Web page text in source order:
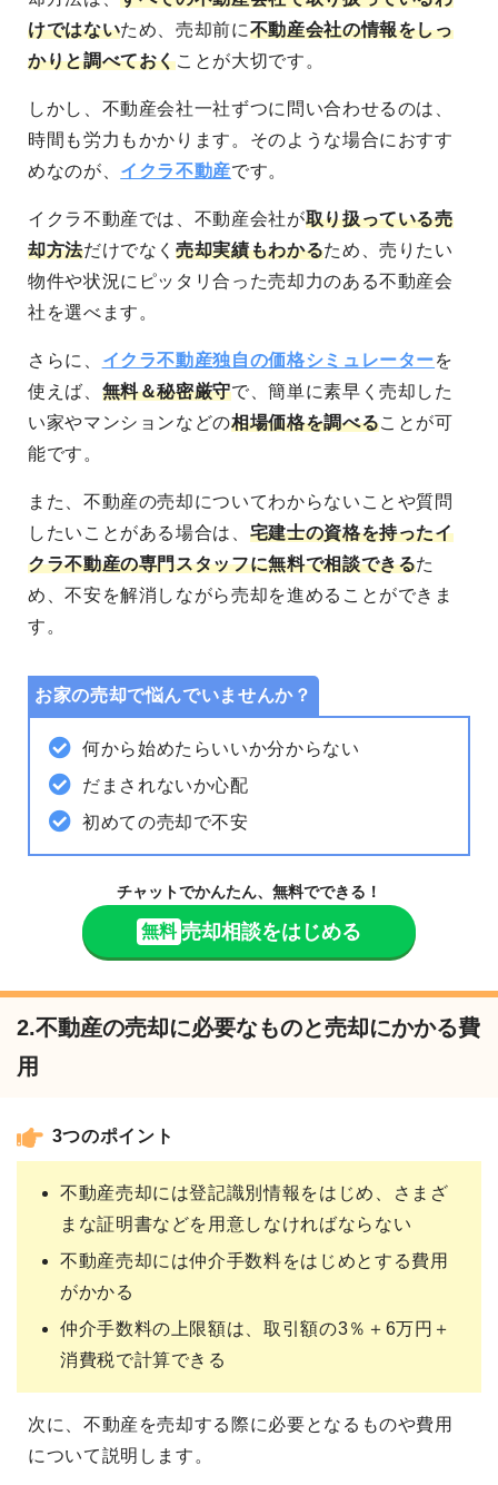
けではないため、売却前に不動産会社の情報をしっ
かりと調べておくことが大切です。
しかし、 不動産会社一社ずつに問い合わせるのは、
時間も労力もかかります 。そのような場合におすす
めなのが、 イクラ不動産です。
イクラ不動産では、 不動産会社が取り扱っている売
却方法だけでなく売却実績もわかるため、売りたい
物件や状況にピッタリ合った売却力のある不動産会
社を選べます 。
さらに、 イクラ不動産独自の価格シミュレーターを
使えば、 無料＆秘密厳守で、簡単に素早く売却した
い家やマンションなどの相場価格を調べることが可
能です。
また、不動産の売却についてわからないことや質問
したいことがある場合は、 宅建士の資格を持ったイ
クラ不動産の専門スタッフに無料で相談できるた
め、不安を解消 しながら売却を進めることができま
す。
お家の売却で悩んでいませんか？
何から始めたらいいか分からない
だまされないか心配
初めての売却で不安
チャットでかんたん、無料でできる！
無料 売却相談をはじめる
2.不動産の売却に必要なものと売却にかかる費
用
3つのポイント
不動産売却には登記識別情報をはじめ、さまざ
まな証明書などを用意しなければならない
不動産売却には仲介手数料をはじめとする費用
がかかる
仲介手数料の上限額は、取引額の3％＋6万円＋
消費税で計算できる
次に、不動産を売却する際に必要となるものや費用
について説明します。